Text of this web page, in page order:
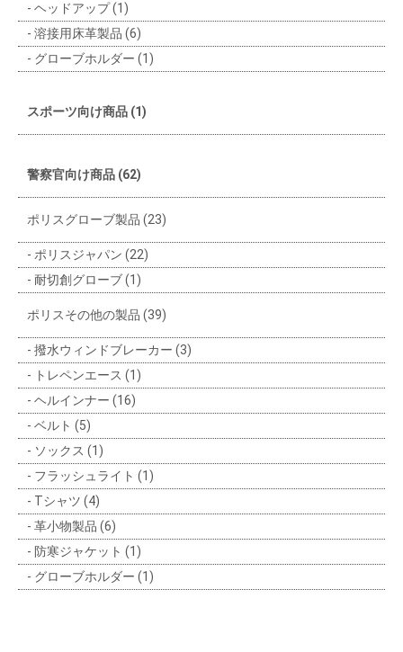
ヘッドアップ (1)
溶接用床革製品 (6)
グローブホルダー (1)
スポーツ向け商品 (1)
警察官向け商品 (62)
ポリスグローブ製品 (23)
ポリスジャパン (22)
耐切創グローブ (1)
ポリスその他の製品 (39)
撥水ウィンドブレーカー (3)
トレペンエース (1)
ヘルインナー (16)
ベルト (5)
ソックス (1)
フラッシュライト (1)
Tシャツ (4)
革小物製品 (6)
防寒ジャケット (1)
グローブホルダー (1)